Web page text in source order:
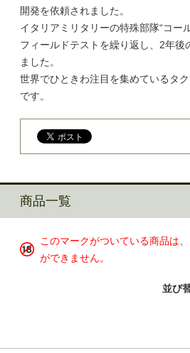
開発を依頼されました。
イタリアミリタリーの特殊部隊“コー
フィールドテストを繰り返し、2年後
ました。
世界でひときわ注目を集めているタ
です。
商品一覧
このマークがついている商品は
ができません。
並び